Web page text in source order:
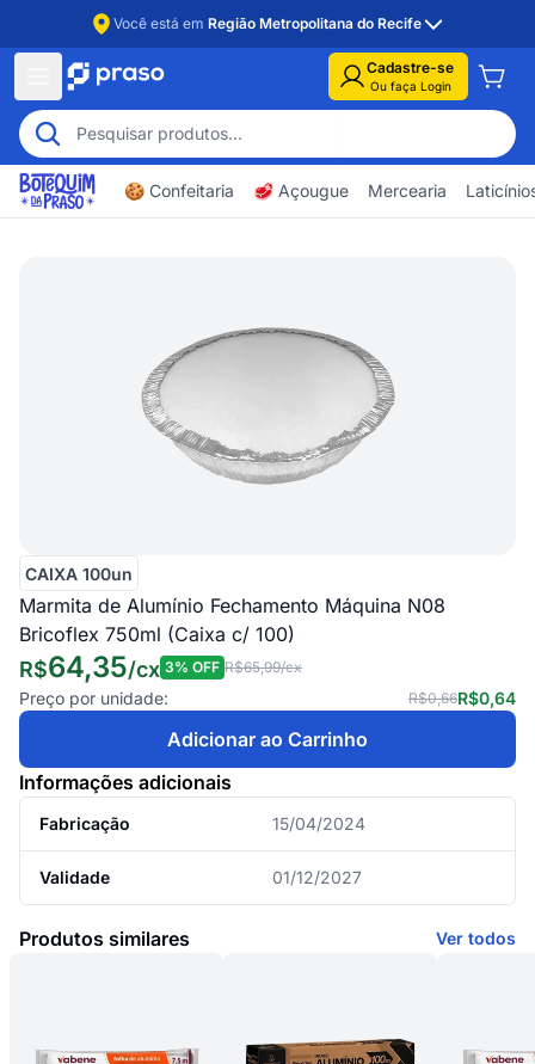
Você está em Região Metropolitana do Recife
Cadastre-se
Ou faça Login
🍪 Confeitaria 🥩 Açougue Mercearia
Informações adicionais
Fabricação 15/04/2024
Validade 01/12/2027
CAIXA 100un
Marmita de Alumínio Fechamento Máquina N08
Bricoflex 750ml (Caixa c/ 100)
R$64,35/cx 3% OFF R$65,99/cx
Preço por unidade: R$0,66R$0,64
Adicionar ao Carrinho
Produtos similares Ver todos